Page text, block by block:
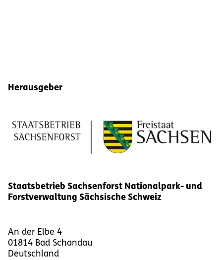
Herausgeber
Staatsbetrieb Sachsenforst Nationalpark- und
Forstverwaltung Sächsische Schweiz
An der Elbe 4
01814 Bad Schandau
Deutschland